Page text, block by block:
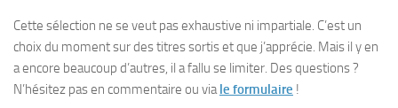
Cette sélection ne se veut pas exhaustive ni impartiale. C’est un
choix du moment sur des titres sortis et que j’apprécie. Mais il y en
a encore beaucoup d’autres, il a fallu se limiter. Des questions ?
N’hésitez pas en commentaire ou viale formulaire !